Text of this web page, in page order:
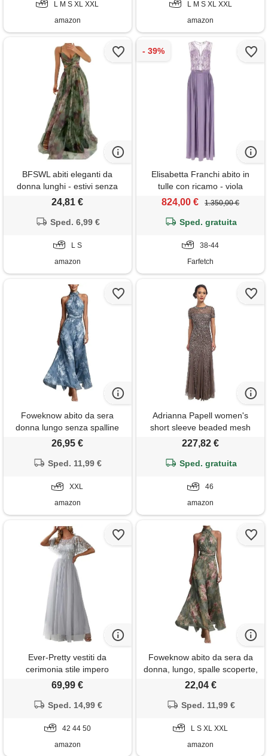
ballo, abito da ballo da donna
L M S XL XXL
amazon
ballo, abito da ballo da donna
L M S XL XXL
amazon
BFSWL abiti eleganti da
donna lunghi - estivi senza
schiena scoperta in tulle -
profondo - vacanza a terra
24,81 €
Sped. 6,99 €
L S
amazon
Elisabetta Franchi abito in
tulle con ricamo - viola
824,00 € 1.350,00 €
Sped. gratuita
38-44
Farfetch
Foweknow abito da sera
donna lungo senza spalline
cocktail a linea tulle abito da
matrimonio maxi abito da
donne motivo floreale
neckholder abito
26,95 €
Sped. 11,99 €
XXL
amazon
Adrianna Papell women's
short sleeve beaded mesh
gown, lead, 10
227,82 €
Sped. gratuita
46
amazon
Ever-Pretty vestiti da
cerimonia stile impero
maniche corte linea ad a
donna tulle grigio 44
69,99 €
Sped. 14,99 €
42 44 50
amazon
Foweknow abito da sera da
donna, lungo, spalle scoperte,
da cocktail, linea ad a, in tulle,
maxi abito da ballo, abito da
motivo floreale, con
22,04 €
Sped. 11,99 €
L S XL XXL
amazon